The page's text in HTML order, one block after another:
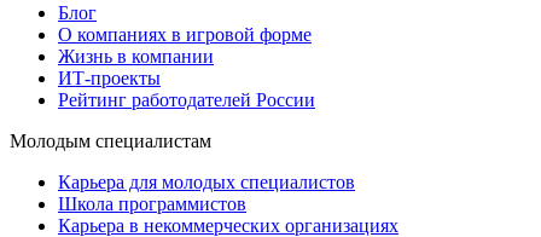
Блог
О компаниях в игровой форме
Жизнь в компании
ИТ-проекты
Рейтинг работодателей России
Молодым специалистам
Карьера для молодых специалистов
Школа программистов
Карьера в некоммерческих организациях